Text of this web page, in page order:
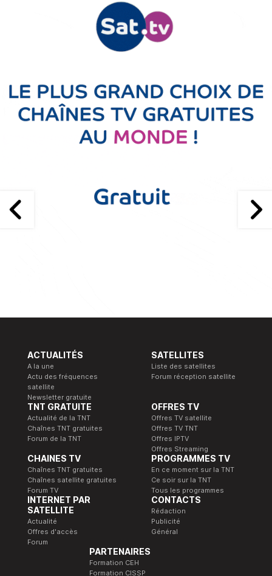
ACTUALITÉS
A la une
Actu des fréquences
satellite
Newsletter gratuite
SATELLITES
Liste des satellites
Forum réception satellite
TNT GRATUITE
Actualité de la TNT
Chaînes TNT gratuites
Forum de la TNT
OFFRES TV
Offres TV satellite
Offres TV TNT
Offres IPTV
Offres Streaming
CHAINES TV
Chaînes TNT gratuites
Chaînes satellite gratuites
Forum TV
PROGRAMMES TV
En ce moment sur la TNT
Ce soir sur la TNT
Tous les programmes
INTERNET PAR
SATELLITE
Actualité
Offres d'accès
Forum
CONTACTS
Rédaction
Publicité
Général
PARTENAIRES
Formation CEH
Formation CISSP